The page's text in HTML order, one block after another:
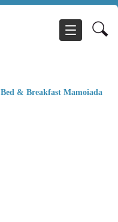
Bed & Breakfast Mamoiada